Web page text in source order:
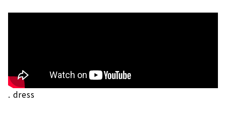
. dress